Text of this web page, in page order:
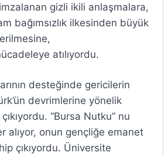
gizli ikili anlaşmalara,
bağımsızlık ilkesinden büyük
atılıyordu.
desteğinde gericilerin
devrimlerine yönelik
çıkıyordu. “Bursa Nutku” nu
alıyor, onun gençliğe emanet
çıkıyordu. Üniversite